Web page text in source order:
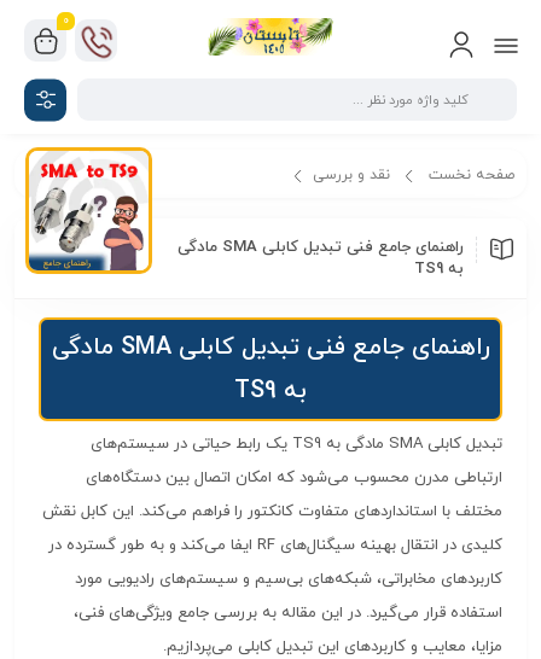
0
صفحه نخست نقد و بررسی
راهنمای جامع فنی تبدیل کابلی SMA مادگی
به TS9
راهنمای جامع فنی تبدیل کابلی SMA مادگی
به TS9
تبدیل کابلی SMA مادگی به TS9 یک رابط حیاتی در سیستم‌های
ارتباطی مدرن محسوب می‌شود که امکان اتصال بین دستگاه‌های
مختلف با استانداردهای متفاوت کانکتور را فراهم می‌کند. این کابل نقش
کلیدی در انتقال بهینه سیگنال‌های RF ایفا می‌کند و به طور گسترده در
کاربردهای مخابراتی، شبکه‌های بی‌سیم و سیستم‌های رادیویی مورد
استفاده قرار می‌گیرد. در این مقاله به بررسی جامع ویژگی‌های فنی،
مزایا، معایب و کاربردهای این تبدیل کابلی می‌پردازیم.